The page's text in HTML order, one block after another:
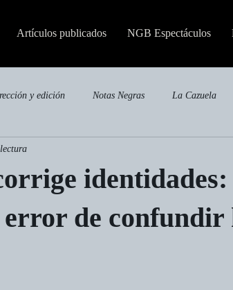
Artículos publicados NGB Espectáculos
y edición Notas Negras La Cazuela
especializadas
identidades:
de confundir